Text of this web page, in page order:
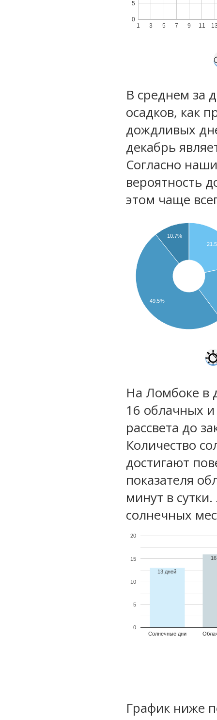
1 3 5 7 9 11
0
5
В среднем за
осадков, как
дождливых
декабрь
Согласно
вероятность
этом чаще
10.7%
49.5%
На Ломбоке в
16 облачных
рассвета до
Количество
достигают
показателя
минут в
солнечных
Солнечные дни
0
5
10
15
20
13 дней
График ниже